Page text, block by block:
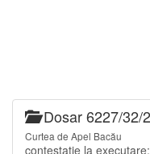
Dosar 6227/32/
Curtea de Apel Bacău
contestaţie la executare;